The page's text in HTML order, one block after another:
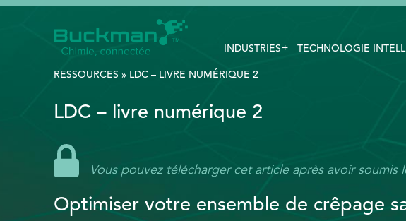
EthicsPoint
Ackumen
Rechercher
:
INDUSTRIES TECHNOLOGIE
RESSOURCES » LDC​​​​​​​ – LIVRE NUMÉRIQUE 2
LDC​​​​​​​ – livre numérique 2
Vous pouvez télécharger cet article après avoir soumis
Optimiser votre ensemble de crêpage